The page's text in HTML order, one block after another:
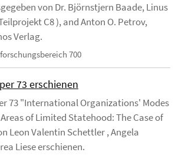
von Dr. Björnstjern Baade, Linus
C8 ), and Anton O. Petrov,
Verlag.
700
73 erschienen
73 "International Organizations' Modes
of Limited Statehood: The Case of
Leon Valentin Schettler , Angela
Liese erschienen.